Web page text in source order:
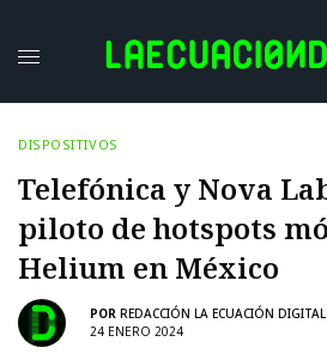
DISPOSITIVOS
Telefónica y Nova
piloto de hotspots
Helium en México
POR REDACCIÓN LA ECUACIÓN DIGITAL
24 ENERO 2024